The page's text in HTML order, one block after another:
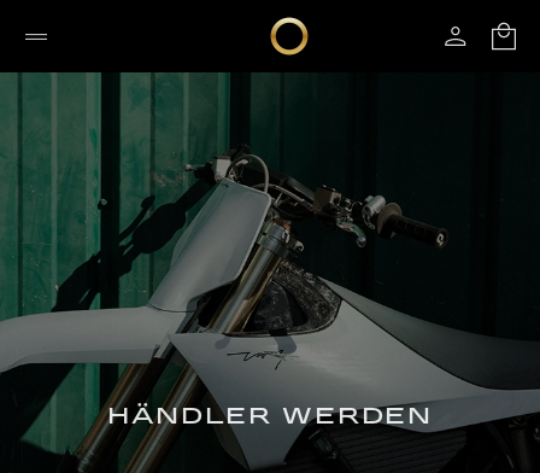
HÄNDLER WERDEN